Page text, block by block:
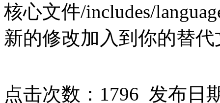
核心文件/includes/
新的修改加入到你的替
点击次数： 1796 发布日